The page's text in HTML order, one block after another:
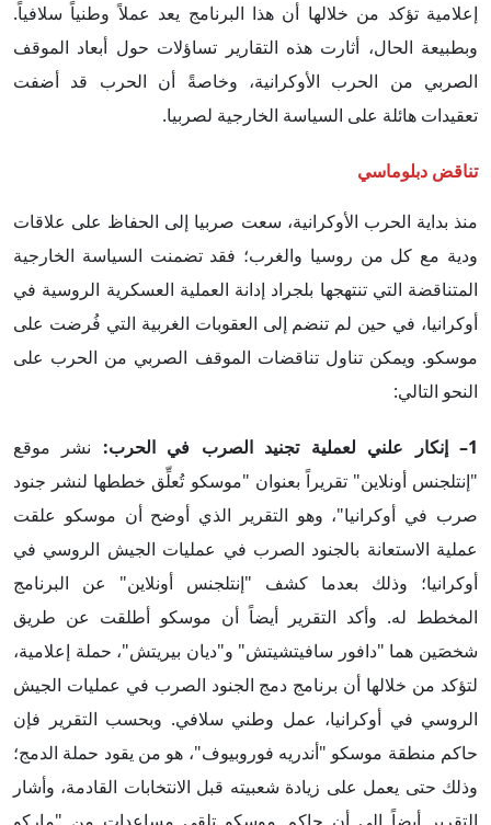
إعلامية تؤكد من خلالها أن هذا البرنامج يعد عملاً وطنياً سلافياً.
وبطبيعة الحال، أثارت هذه التقارير تساؤلات حول أبعاد الموقف
الصربي من الحرب الأوكرانية، وخاصةً أن الحرب قد أضفت
تعقيدات هائلة على السياسة الخارجية لصربيا.
تناقض دبلوماسي
منذ بداية الحرب الأوكرانية، سعت صربيا إلى الحفاظ على علاقات
ودية مع كل من روسيا والغرب؛ فقد تضمنت السياسة الخارجية
المتناقضة التي تنتهجها بلجراد إدانة العملية العسكرية الروسية في
أوكرانيا، في حين لم تنضم إلى العقوبات الغربية التي فُرضت على
موسكو. ويمكن تناول تناقضات الموقف الصربي من الحرب على
النحو التالي:
1– إنكار علني لعملية تجنيد الصرب في الحرب:
نشر موقع
"إنتلجنس أونلاين" تقريراً بعنوان "موسكو تُعلِّق خططها لنشر جنود
صرب في أوكرانيا"، وهو التقرير الذي أوضح أن موسكو علقت
عملية الاستعانة بالجنود الصرب في عمليات الجيش الروسي في
أوكرانيا؛ وذلك بعدما كشف "إنتلجنس أونلاين" عن البرنامج
المخطط له. وأكد التقرير أيضاً أن موسكو أطلقت عن طريق
شخصَين هما "دافور سافيتشيتش" و"ديان بيريتش"، حملة إعلامية،
لتؤكد من خلالها أن برنامج دمج الجنود الصرب في عمليات الجيش
الروسي في أوكرانيا، عمل وطني سلافي. وبحسب التقرير فإن
حاكم منطقة موسكو "أندريه فوروبيوف"، هو من يقود حملة الدمج؛
وذلك حتى يعمل على زيادة شعبيته قبل الانتخابات القادمة، وأشار